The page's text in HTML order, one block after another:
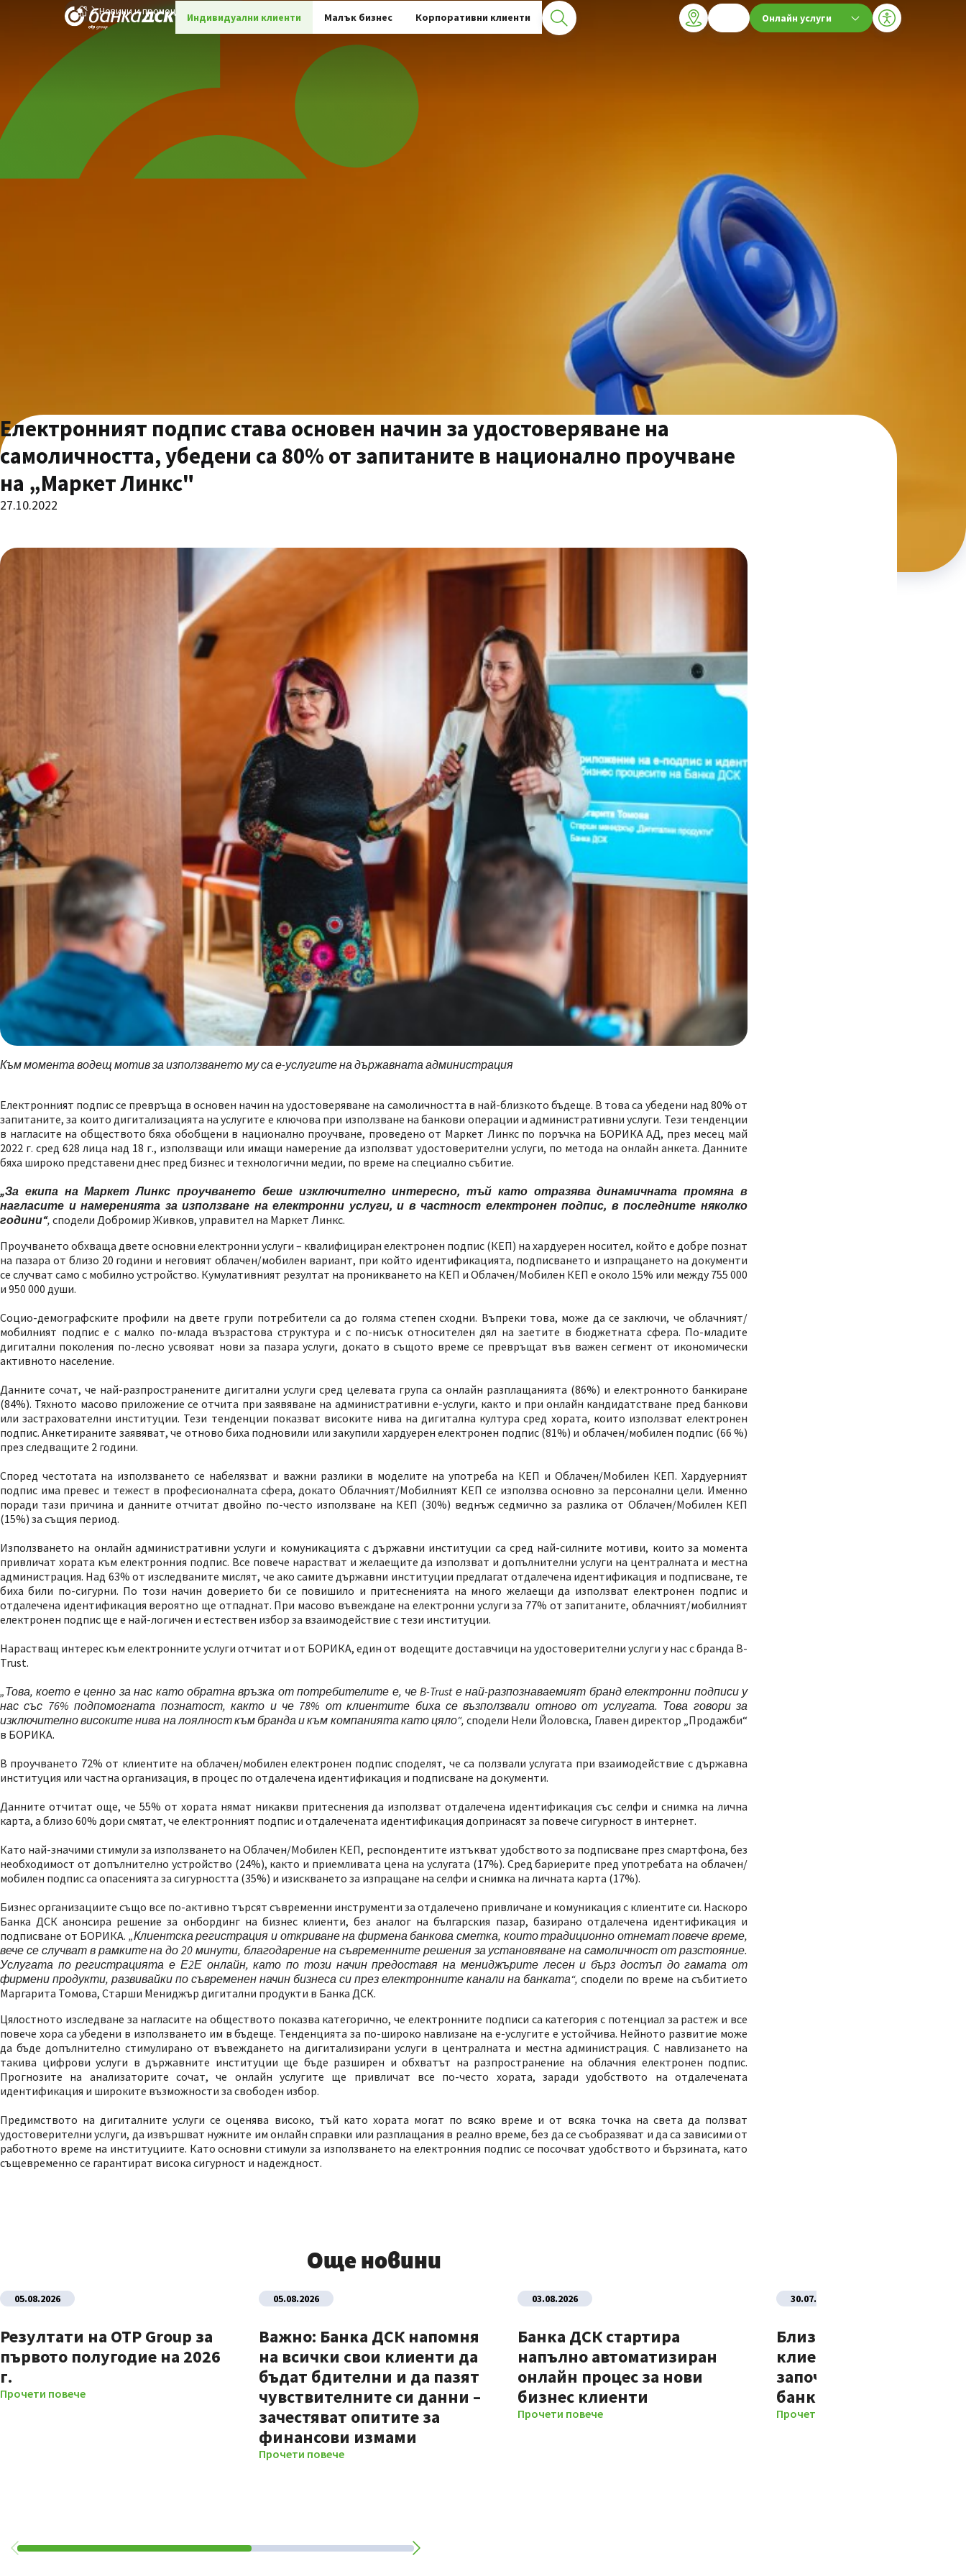
Индивидуални клиенти Малък бизнес Корпоративни клиенти Онлайн услуги
Новини и промоции
Електронният подпис става основен начин за удостоверяване на
самоличността, убедени са 80% от запитаните в национално проучване
на „Маркет Линкс"
27.10.2022
Към момента водещ мотив за използването му са е-услугите на държавната администрация
Електронният подпис се превръща в основен начин на удостоверяване на самоличността в най-близкото бъдеще. В това са убедени над 80% от
запитаните, за които дигитализацията на услугите е ключова при използване на банкови операции и административни услуги. Тези тенденции
в нагласите на обществото бяха обобщени в национално проучване, проведено от Маркет Линкс по поръчка на БОРИКА АД, през месец май
2022 г. сред 628 лица над 18 г., използващи или имащи намерение да използват удостоверителни услуги, по метода на онлайн анкета. Данните
бяха широко представени днес пред бизнес и технологични медии, по време на специално събитие.
„За екипа на Маркет Линкс проучването беше изключително интересно, тъй като отразява динамичната промяна в
нагласите и намеренията за използване на електронни услуги, и в частност електронен подпис, в последните няколко
години“, сподели Добромир Живков, управител на Маркет Линкс.
Проучването обхваща двете основни електронни услуги – квалифициран електронен подпис (КЕП) на хардуерен носител, който е добре познат
на пазара от близо 20 години и неговият облачен/мобилен вариант, при който идентификацията, подписването и изпращането на документи
се случват само с мобилно устройство. Кумулативният резултат на проникването на КЕП и Облачен/Мобилен КЕП е около 15% или между 755 000
и 950 000 души.
Социо-демографските профили на двете групи потребители са до голяма степен сходни. Въпреки това, може да се заключи, че облачният/
мобилният подпис е с малко по-млада възрастова структура и с по-нисък относителен дял на заетите в бюджетната сфера. По-младите
дигитални поколения по-лесно усвояват нови за пазара услуги, докато в същото време се превръщат във важен сегмент от икономически
активното население.
Данните сочат, че най-разпространените дигитални услуги сред целевата група са онлайн разплащанията (86%) и електронното банкиране
(84%). Тяхното масово приложение се отчита при заявяване на административни е-услуги, както и при онлайн кандидатстване пред банкови
или застрахователни институции. Тези тенденции показват високите нива на дигитална култура сред хората, които използват електронен
подпис. Анкетираните заявяват, че отново биха подновили или закупили хардуерен електронен подпис (81%) и облачен/мобилен подпис (66 %)
през следващите 2 години.
Според честотата на използването се набелязват и важни разлики в моделите на употреба на КЕП и Облачен/Мобилен КЕП. Хардуерният
подпис има превес и тежест в професионалната сфера, докато Облачният/Мобилният КЕП се използва основно за персонални цели. Именно
поради тази причина и данните отчитат двойно по-често използване на КЕП (30%) веднъж седмично за разлика от Облачен/Мобилен КЕП
(15%) за същия период.
Използването на онлайн административни услуги и комуникацията с държавни институции са сред най-силните мотиви, които за момента
привличат хората към електронния подпис. Все повече нарастват и желаещите да използват и допълнителни услуги на централната и местна
администрация. Над 63% от изследваните мислят, че ако самите държавни институции предлагат отдалечена идентификация и подписване, те
биха били по-сигурни. По този начин доверието би се повишило и притесненията на много желаещи да използват електронен подпис и
отдалечена идентификация вероятно ще отпаднат. При масово въвеждане на електронни услуги за 77% от запитаните, облачният/мобилният
електронен подпис ще е най-логичен и естествен избор за взаимодействие с тези институции.
Нарастващ интерес към електронните услуги отчитат и от БОРИКА, един от водещите доставчици на удостоверителни услуги у нас с бранда B-
Trust.
„Това, което е ценно за нас като обратна връзка от потребителите е, че B-Trust е най-разпознаваемият бранд електронни подписи у
нас със 76% подпомогната познатост, както и че 78% от клиентите биха се възползвали отново от услугата. Това говори за
изключително високите нива на лоялност към бранда и към компанията като цяло“,сподели Нели Йоловска, Главен директор „Продажби“
в БОРИКА.
В проучването 72% от клиентите на облачен/мобилен електронен подпис споделят, че са ползвали услугата при взаимодействие с държавна
институция или частна организация, в процес по отдалечена идентификация и подписване на документи.
Данните отчитат още, че 55% от хората нямат никакви притеснения да използват отдалечена идентификация със селфи и снимка на лична
карта, а близо 60% дори смятат, че електронният подпис и отдалечената идентификация допринасят за повече сигурност в интернет.
Като най-значими стимули за използването на Облачен/Мобилен КЕП, респондентите изтъкват удобството за подписване през смартфона, без
необходимост от допълнително устройство (24%), както и приемливата цена на услугата (17%). Сред бариерите пред употребата на облачен/
мобилен подпис са опасенията за сигурността (35%) и изискването за изпращане на селфи и снимка на личната карта (17%).
Бизнес организациите също все по-активно търсят съвременни инструменти за отдалечено привличане и комуникация с клиентите си. Наскоро
Банка ДСК анонсира решение за онбординг на бизнес клиенти, без аналог на българския пазар, базирано отдалечена идентификация и
подписване от БОРИКА. „Клиентска регистрация и откриване на фирмена банкова сметка, които традиционно отнемат повече време,
вече се случват в рамките на до 20 минути, благодарение на съвременните решения за установяване на самоличност от разстояние.
Услугата по регистрацията е Е2Е онлайн, като по този начин предоставя на мениджърите лесен и бърз достъп до гамата от
фирмени продукти, развивайки по съвременен начин бизнеса си през електронните канали на банката“, сподели по време на събитието
Маргарита Томова, Старши Мениджър дигитални продукти в Банка ДСК.
Цялостното изследване за нагласите на обществото показва категорично, че електронните подписи са категория с потенциал за растеж и все
повече хора са убедени в използването им в бъдеще. Тенденцията за по-широко навлизане на е-услугите е устойчива. Нейното развитие може
да бъде допълнително стимулирано от въвеждането на дигитализирани услуги в централната и местна администрация. С навлизането на
такива цифрови услуги в държавните институции ще бъде разширен и обхватът на разпространение на облачния електронен подпис.
Прогнозите на анализаторите сочат, че онлайн услугите ще привличат все по-често хората, заради удобството на отдалечената
идентификация и широките възможности за свободен избор.
Предимството на дигиталните услуги се оценява високо, тъй като хората могат по всяко време и от всяка точка на света да ползват
удостоверителни услуги, да извършват нужните им онлайн справки или разплащания в реално време, без да се съобразяват и да са зависими от
работното време на институциите. Като основни стимули за използването на електронния подпис се посочват удобството и бързината, като
същевременно се гарантират висока сигурност и надеждност.
Още новини
05.08.2026
Резултати на OTP Group за
първото полугодие на 2026
г.
Прочети повече
05.08.2026
Важно: Банка ДСК напомня
на всички свои клиенти да
бъдат бдителни и да пазят
чувствителните си данни –
зачестяват опитите за
финансови измами
Прочети повече
03.08.2026
Банка ДСК стартира
напълно автоматизиран
онлайн процес за нови
бизнес клиенти
Прочети повече
30.07.2026
Близо 70% от новите
клиенти на Банка ДСК
започват отношенията
банката изцяло
Прочети повече